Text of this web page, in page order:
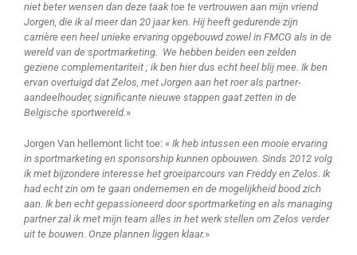
niet beter wensen dan deze taak toe te vertrouwen aan mijn vriend
Jorgen, die ik al meer dan 20 jaar ken. Hij heeft gedurende zijn
carrière een heel unieke ervaring opgebouwd zowel in FMCG als in de
wereld van de sportmarketing. We hebben beiden een zelden
geziene complementariteit ; ik ben hier dus echt heel blij mee. Ik ben
ervan overtuigd dat Zelos, met Jorgen aan het roer als partner-
aandeelhouder, significante nieuwe stappen gaat zetten in de
Belgische sportwereld.»
Jorgen Van hellemont licht toe: « Ik heb intussen een mooie ervaring
in sportmarketing en sponsorship kunnen opbouwen. Sinds 2012 volg
ik met bijzondere interesse het groeiparcours van Freddy en Zelos. Ik
had echt zin om te gaan ondernemen en de mogelijkheid bood zich
aan. Ik ben echt gepassioneerd door sportmarketing en als managing
partner zal ik met mijn team alles in het werk stellen om Zelos verder
uit te bouwen. Onze plannen liggen klaar.»